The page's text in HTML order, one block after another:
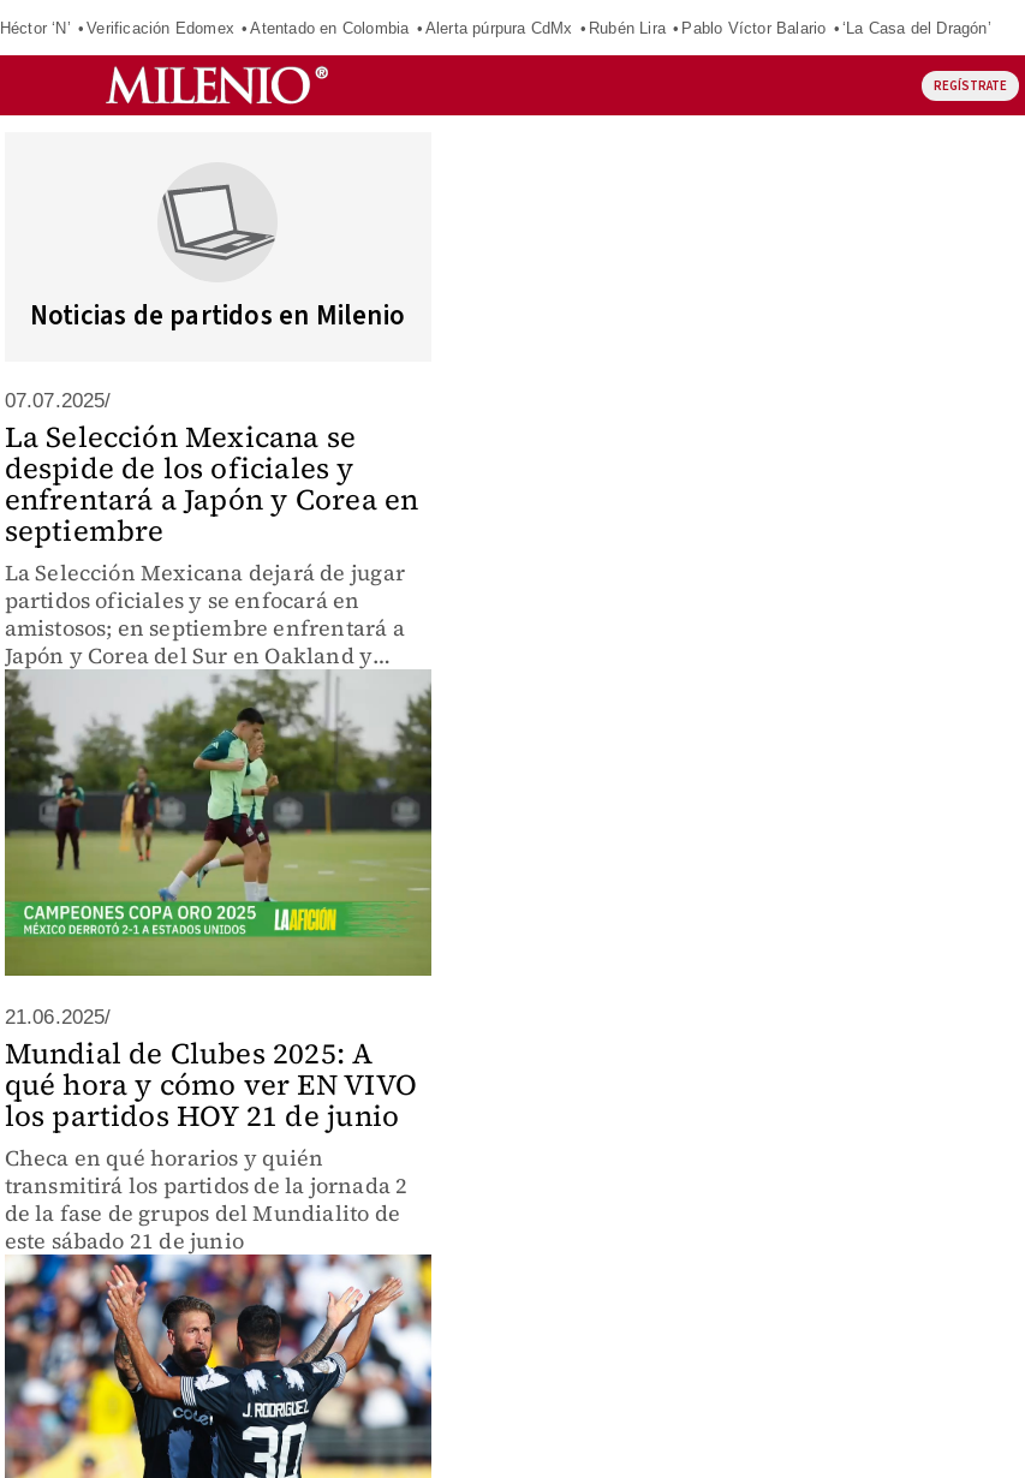
Héctor ‘N’ Verificación Edomex Atentado en Colombia Alerta púrpura CdMx Rubén Lira Pablo Víctor Balario ‘La Casa del Dragón’
REGÍSTRATE
Noticias de partidos en Milenio
07.07.2025/
La Selección Mexicana se
despide de los oficiales y
enfrentará a Japón y Corea en
septiembre
La Selección Mexicana dejará de jugar
partidos oficiales y se enfocará en
amistosos; en septiembre enfrentará a
Japón y Corea del Sur en Oakland y
Nashville. Javier Aguirre evaluará
nuevos talentos.
21.06.2025/
Mundial de Clubes 2025: A
qué hora y cómo ver EN VIVO
los partidos HOY 21 de junio
Checa en qué horarios y quién
transmitirá los partidos de la jornada 2
de la fase de grupos del Mundialito de
este sábado 21 de junio